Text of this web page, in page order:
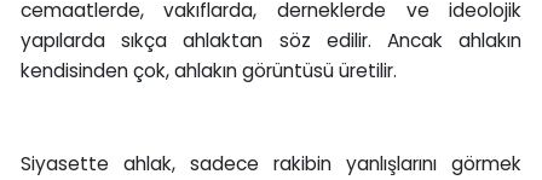
cemaatlerde, vakıflarda, derneklerde ve ideolojik
yapılarda sıkça ahlaktan söz edilir. Ancak ahlakın
kendisinden çok, ahlakın görüntüsü üretilir.
Siyasette ahlak, sadece rakibin yanlışlarını görmek